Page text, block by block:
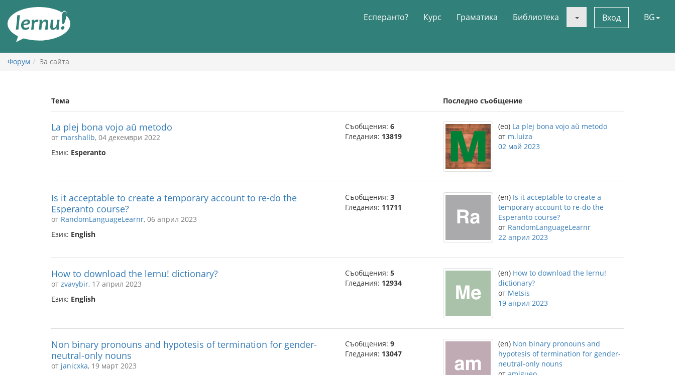
съдържанието
Есперанто? Курс Граматика Библиотека Вход BG
Форум За сайта
Тема Последно съобщение
La plej bona vojo aŭ metodo
от marshallb, 04 декември 2022
Език: Esperanto
Съобщения: 6
Гледания: 13819
(eo) La plej bona vojo aŭ metodo
от m.luiza
02 май 2023
Is it acceptable to create a temporary account to re-do the
Esperanto course?
от RandomLanguageLearnr, 06 април 2023
Език: English
Съобщения: 3
Гледания: 11711
(en) Is it acceptable to create a
temporary account to re-do the
Esperanto course?
от RandomLanguageLearnr
22 април 2023
How to download the lernu! dictionary?
от zvavybir, 17 април 2023
Език: English
Съобщения: 5
Гледания: 12934
(en) How to download the lernu!
dictionary?
от Metsis
19 април 2023
Non binary pronouns and hypotesis of termination for gender-
neutral-only nouns
от janicxka, 19 март 2023
Съобщения: 9
Гледания: 13047
(en) Non binary pronouns and
hypotesis of termination for gender-
neutral-only nouns